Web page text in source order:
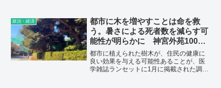
どもをうみだすとか」と大胆な提言を行
った。《純粋にデリカシーのないキモい
オッサンって感じ》《喋れば喋るだけボ
ロが出ますね》
政治・経済
都市に木を増やすことは命を救
う。暑さによる死者数を減らす可
能性が明らかに 神宮外苑1000
本の樹木伐採は「歴史・文化の破
壊」
都市に植えられた樹木が、住民の健康に
良い効果を与える可能性あることが、医
学雑誌ランセットに1月に掲載された調査